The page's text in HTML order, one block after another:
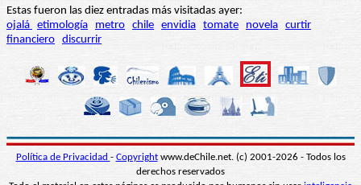
Estas fueron las diez entradas más visitadas ayer:
ojalá etimología metro chile envidia tomate novela curtir
financiero discurrir
Política de Privacidad - Copyrightwww.deChile.net. (c) 2001-2026 - Todos los
derechos reservados